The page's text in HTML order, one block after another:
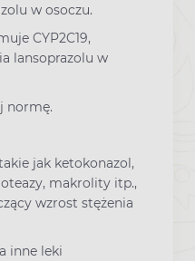
w osoczu.
CYP2C19,
lansoprazolu w
normę.
jak ketokonazol,
makrolity itp.,
wzrost stężenia
inne leki